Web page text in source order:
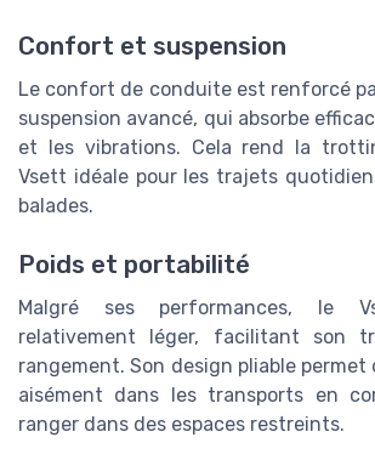
Confort et suspension
Le confort de conduite est renforcé
suspension avancé, qui absorbe
et les vibrations. Cela rend la
Vsett idéale pour les trajets
balades.
Poids et portabilité
Malgré ses performances, le
relativement léger, facilitant son
rangement. Son design pliable
aisément dans les transports en
ranger dans des espaces restreints.